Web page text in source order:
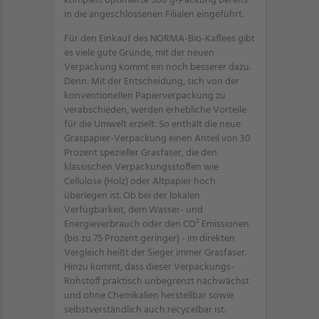
in die angeschlossenen Filialen eingeführt.
Für den Einkauf des NORMA-Bio-Kaffees gibt
es viele gute Gründe, mit der neuen
Verpackung kommt ein noch besserer dazu.
Denn: Mit der Entscheidung, sich von der
konventionellen Papierverpackung zu
verabschieden, werden erhebliche Vorteile
für die Umwelt erzielt: So enthält die neue
Graspapier-Verpackung einen Anteil von 30
Prozent spezieller Grasfaser, die den
klassischen Verpackungsstoffen wie
Cellulose (Holz) oder Altpapier hoch
überlegen ist. Ob bei der lokalen
Verfügbarkeit, dem Wasser- und
Energieverbrauch oder den CO² Emissionen
(bis zu 75 Prozent geringer) - im direkten
Vergleich heißt der Sieger immer Grasfaser.
Hinzu kommt, dass dieser Verpackungs-
Rohstoff praktisch unbegrenzt nachwächst
und ohne Chemikalien herstellbar sowie
selbstverständlich auch recycelbar ist.